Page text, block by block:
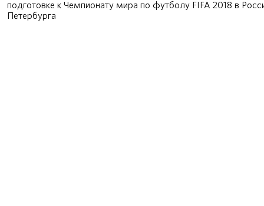
подготовке к Чемпионату мира по футболу FIFA 2018 в
Петербурга